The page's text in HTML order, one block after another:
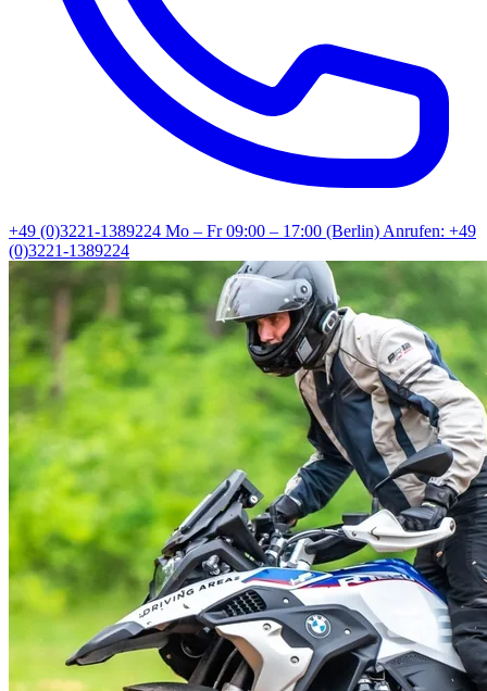
+49 (0)3221-1389224 Mo – Fr 09:00 – 17:00 (Berlin)Anrufen: +49
(0)3221-1389224